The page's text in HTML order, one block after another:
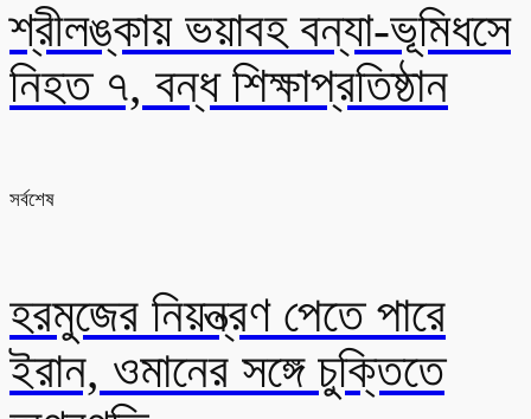
শ্রীলঙ্কায় ভয়াবহ বন্যা-ভূমিধসে
নিহত ৭, বন্ধ শিক্ষাপ্রতিষ্ঠান
সর্বশেষ
হরমুজের নিয়ন্ত্রণ পেতে পারে
ইরান, ওমানের সঙ্গে চুক্তিতে